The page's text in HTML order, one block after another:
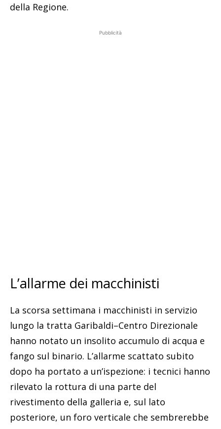
della Regione.
Pubblicità
L’allarme dei macchinisti
La scorsa settimana i macchinisti in servizio
lungo la tratta Garibaldi–Centro Direzionale
hanno notato un insolito accumulo di acqua e
fango sul binario. L’allarme scattato subito
dopo ha portato a un’ispezione: i tecnici hanno
rilevato la rottura di una parte del
rivestimento della galleria e, sul lato
posteriore, un foro verticale che sembrerebbe